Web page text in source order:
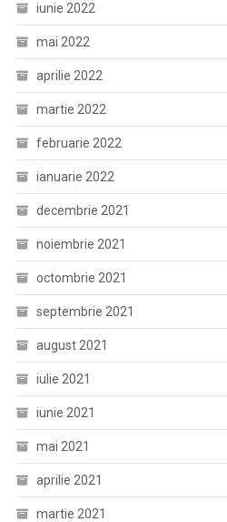
iunie 2022
mai 2022
aprilie 2022
martie 2022
februarie 2022
ianuarie 2022
decembrie 2021
noiembrie 2021
octombrie 2021
septembrie 2021
august 2021
iulie 2021
iunie 2021
mai 2021
aprilie 2021
martie 2021